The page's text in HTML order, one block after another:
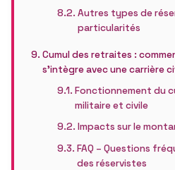
Autres types de
particularités
Cumul des retraites :
s’intègre avec une carrière
Fonctionnement du
militaire et civile
Impacts sur le
FAQ – Questions
des réservistes